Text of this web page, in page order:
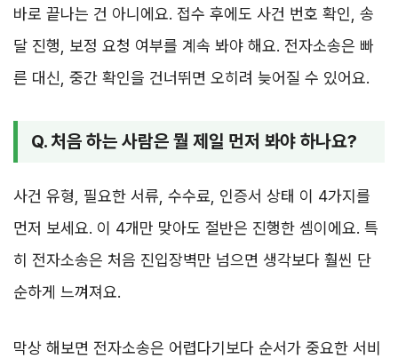
바로 끝나는 건 아니에요. 접수 후에도 사건 번호 확인, 송
달 진행, 보정 요청 여부를 계속 봐야 해요. 전자소송은 빠
른 대신, 중간 확인을 건너뛰면 오히려 늦어질 수 있어요.
Q. 처음 하는 사람은 뭘 제일 먼저 봐야 하나요?
사건 유형, 필요한 서류, 수수료, 인증서 상태 이 4가지를
먼저 보세요. 이 4개만 맞아도 절반은 진행한 셈이에요. 특
히 전자소송은 처음 진입장벽만 넘으면 생각보다 훨씬 단
순하게 느껴져요.
막상 해보면 전자소송은 어렵다기보다 순서가 중요한 서비